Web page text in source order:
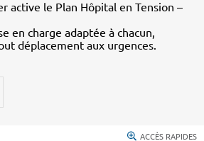
active le Plan Hôpital en Tension –
en charge adaptée à chacun,
déplacement aux urgences.
ACCÈS RAPIDES